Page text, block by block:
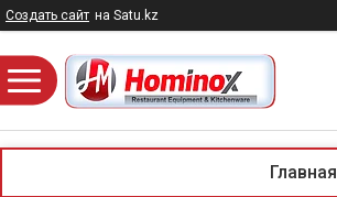
Создать сайт на Satu.kz
Главная